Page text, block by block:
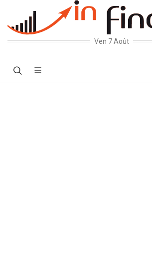
Ven 7 Août